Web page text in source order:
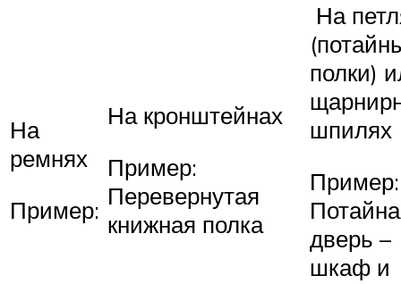
На
ремнях
Пример:
На кронштейнах
Пример:
Перевернутая
книжная полка
На
полки)
шпилях
Пример:
дверь –
шкаф и